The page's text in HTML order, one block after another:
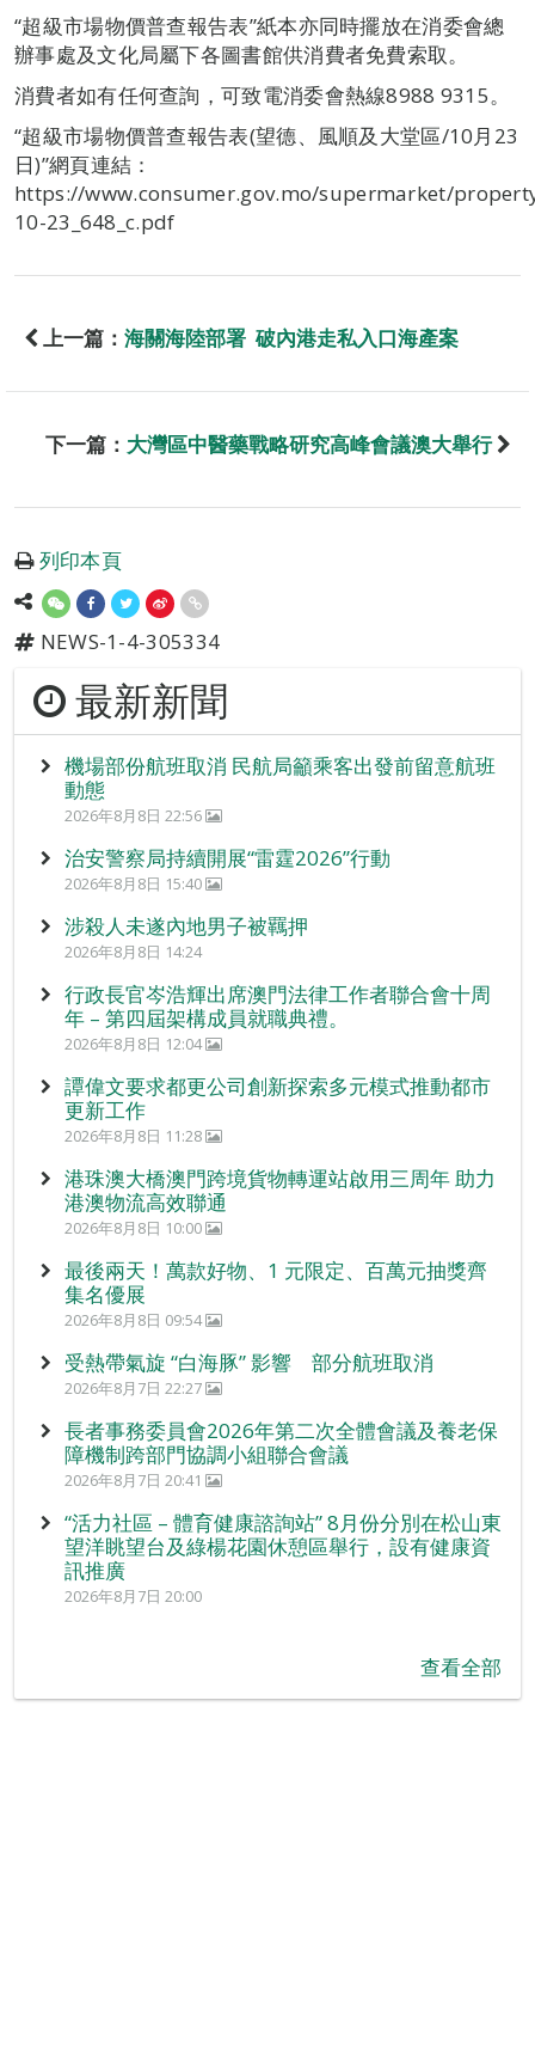
“超級市場物價普查報告表”紙本亦同時擺放在消委會總
辦事處及文化局屬下各圖書館供消費者免費索取。
消費者如有任何查詢，可致電消委會熱線8988 9315。
“超級市場物價普查報告表(望德、風順及大堂區/10月23
日)”網頁連結：
https://www.consumer.gov.mo/supermarket/
10-23_648_c.pdf
上一篇： 海關海陸部署 破內港走私入口海產案
下一篇： 大灣區中醫藥戰略研究高峰會議澳大舉行
列印本頁
NEWS-1-4-305334
最新新聞
機場部份航班取消 民航局籲乘客出發前留意航班
動態
2026年8月8日 22:56
治安警察局持續開展“雷霆2026”行動
2026年8月8日 15:40
涉殺人未遂內地男子被羈押
2026年8月8日 14:24
行政長官岑浩輝出席澳門法律工作者聯合會十周
年 – 第四屆架構成員就職典禮。
2026年8月8日 12:04
譚偉文要求都更公司創新探索多元模式推動都市
更新工作
2026年8月8日 11:28
港珠澳大橋澳門跨境貨物轉運站啟用三周年 助力
港澳物流高效聯通
2026年8月8日 10:00
最後兩天！萬款好物、1 元限定、百萬元抽獎齊
集名優展
2026年8月8日 09:54
受熱帶氣旋 “白海豚” 影響 部分航班取消
2026年8月7日 22:27
長者事務委員會2026年第二次全體會議及養老保
障機制跨部門協調小組聯合會議
2026年8月7日 20:41
“活力社區 – 體育健康諮詢站” 8月份分別在松山東
望洋眺望台及綠楊花園休憩區舉行，設有健康資
訊推廣
2026年8月7日 20:00
查看全部